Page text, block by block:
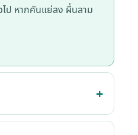
ไป หากคันแย่ลง ผื่นลาม